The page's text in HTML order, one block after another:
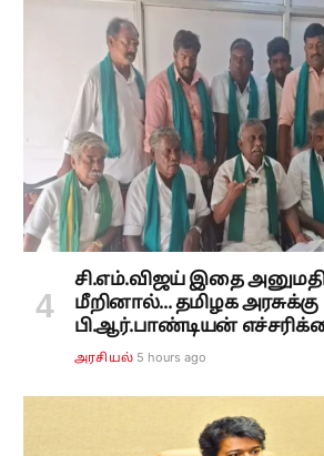
சி.எம்.விஜய் இதை
மீறினால்... தமிழக அரசுக்கு
பி.ஆர்.பாண்டியன்
அரசியல் 5 hours ago